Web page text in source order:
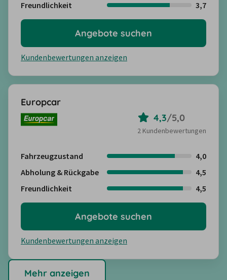
Freundlichkeit 3,7
Kundenbewertungen anzeigen
Angebote suchen
Europcar
4,3/5,0
2 Kundenbewertungen
Fahrzeugzustand
4,0
Abholung & Rückgabe
4,5
Freundlichkeit
4,5
Kundenbewertungen anzeigen
Angebote suchen
Mehr anzeigen